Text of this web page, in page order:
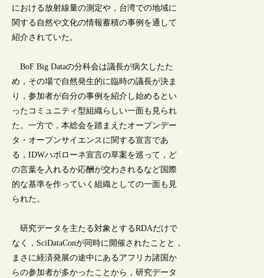
における放射線量の測定や，台湾での地域に
関する自然や文化の情報蓄積の事例を通して
紹介されていた。
BoF Big Dataの分科会は議長が病欠したた
め，その場で自然発生的に臨時の議長が決ま
り，参加者が自分の事例を紹介し始めるとい
ったコミュニティ型組織らしい一面も見られ
た。一方で，本総会を踏まえたオープンデー
タ・オープンサイエンスに関する宣言であ
る，IDWハボローネ宣言の草案を巡って，ど
の言葉を入れるか応酬が交わされるなど国際
的な基準を作っていく組織としての一面も見
られた。
研究データを主たる対象とするRDAだけで
なく，SciDataConが同時に開催されたことと，
まさに経済発展の途中にあるアフリカ諸国か
らの参加者が多かったことから，研究データ